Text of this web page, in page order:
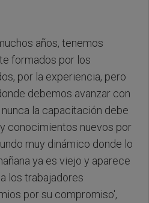
años, tenemos
formados por los
por la experiencia, pero
debemos avanzar con
la capacitación debe
conocimientos nuevos por
muy dinámico donde lo
ya es viejo y aparece
los trabajadores
por su compromiso',